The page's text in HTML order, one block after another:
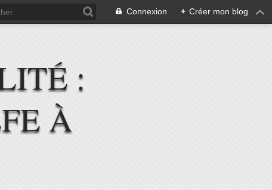
Connexion + Créer mon blog
:
À